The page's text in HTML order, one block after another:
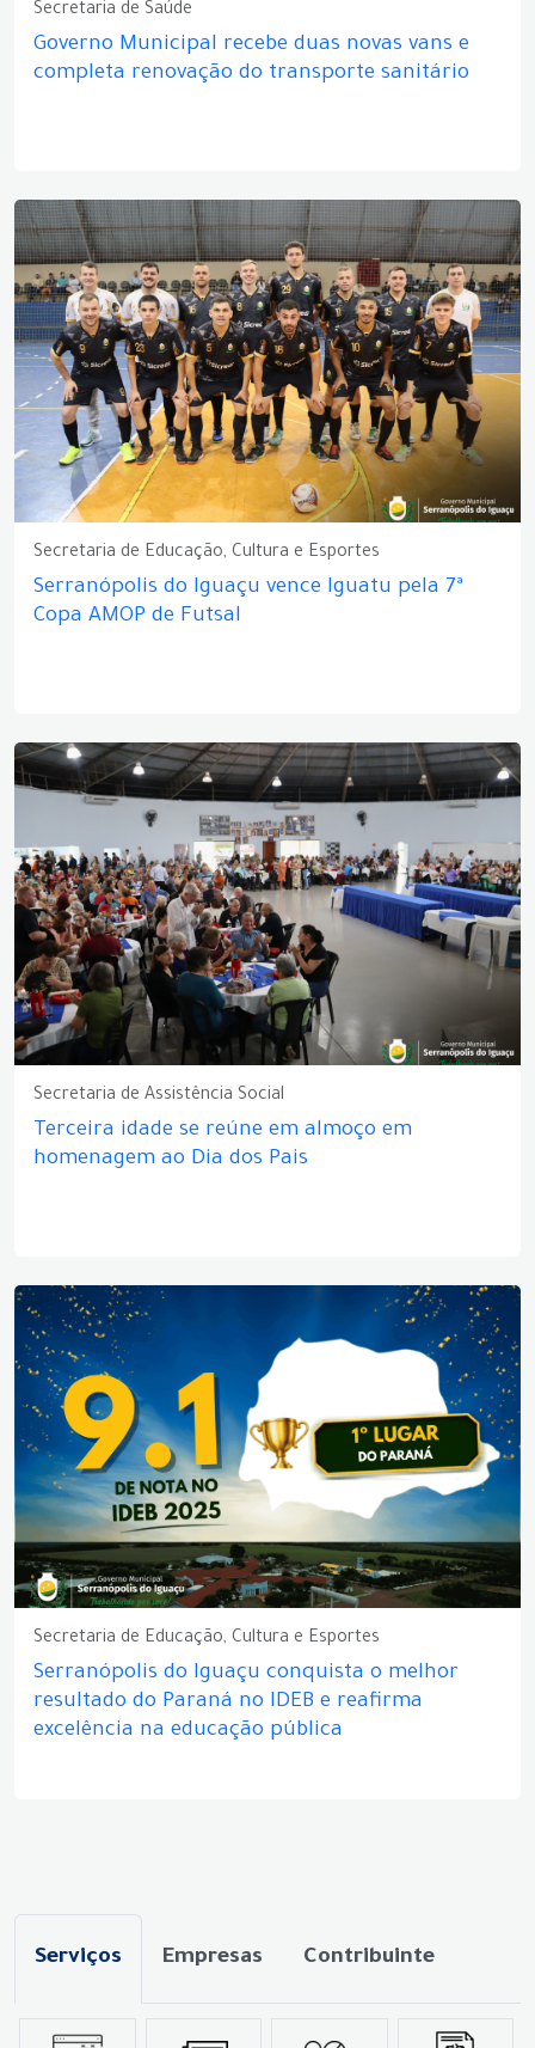
Secretaria de Saúde
Governo Municipal recebe duas novas vans e
completa renovação do transporte sanitário
Secretaria de Educação, Cultura e Esportes
Serranópolis do Iguaçu vence Iguatu pela 7ª
Copa AMOP de Futsal
Secretaria de Assistência Social
Terceira idade se reúne em almoço em
homenagem ao Dia dos Pais
Secretaria de Educação, Cultura e Esportes
Serranópolis do Iguaçu conquista o melhor
resultado do Paraná no IDEB e reafirma
excelência na educação pública
Serviços Empresas Contribuinte